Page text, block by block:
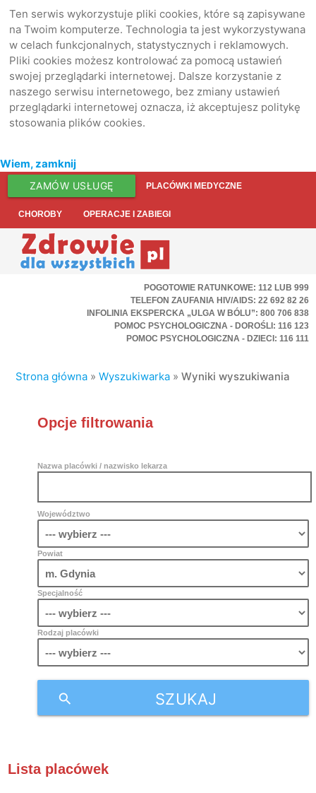
Ten serwis wykorzystuje pliki cookies, które są zapisywane
na Twoim komputerze. Technologia ta jest wykorzystywana
w celach funkcjonalnych, statystycznych i reklamowych.
Pliki cookies możesz kontrolować za pomocą ustawień
swojej przeglądarki internetowej. Dalsze korzystanie z
naszego serwisu internetowego, bez zmiany ustawień
przeglądarki internetowej oznacza, iż akceptujesz politykę
stosowania plików cookies.
Wiem, zamknij
ZAMÓW USŁUGĘ PLACÓWKI MEDYCZNE
CHOROBY OPERACJE I ZABIEGI
POGOTOWIE RATUNKOWE: 112 LUB 999
TELEFON ZAUFANIA HIV/AIDS: 22 692 82 26
INFOLINIA EKSPERCKA „ULGA W BÓLU”: 800 706 838
POMOC PSYCHOLOGICZNA - DOROŚLI: 116 123
POMOC PSYCHOLOGICZNA - DZIECI: 116 111
Strona główna »Wyszukiwarka »Wyniki wyszukiwania
Opcje filtrowania
Nazwa placówki / nazwisko lekarza
Województwo
Powiat
Specjalność
Rodzaj placówki
SZUKAJ
search
Lista placówek